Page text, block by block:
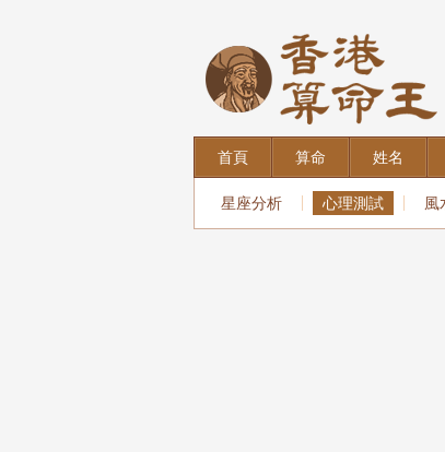
首頁 算命 姓名
星座分析 心理測試 風